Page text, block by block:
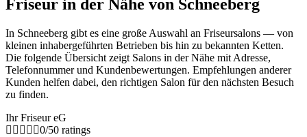
Friseur in der Nähe von Schneeberg
In Schneeberg gibt es eine große Auswahl an Friseursalons — von
kleinen inhabergeführten Betrieben bis hin zu bekannten Ketten.
Die folgende Übersicht zeigt Salons in der Nähe mit Adresse,
Telefonnummer und Kundenbewertungen. Empfehlungen anderer
Kunden helfen dabei, den richtigen Salon für den nächsten Besuch
zu finden.
Ihr Friseur eG
0/50 ratings